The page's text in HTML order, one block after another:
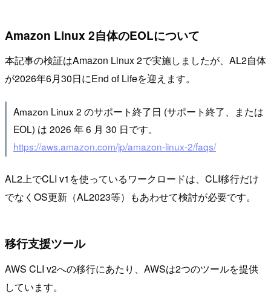
Amazon Linux 2自体のEOLについて
本記事の検証はAmazon Linux 2で実施しましたが、AL2自体
が2026年6月30日にEnd of Lifeを迎えます。
Amazon Linux 2 のサポート終了日 (サポート終了、または
EOL) は 2026 年 6 月 30 日です。
https://aws.amazon.com/jp/amazon-linux-2/faqs/
AL2上でCLI v1を使っているワークロードは、CLI移行だけ
でなくOS更新（AL2023等）もあわせて検討が必要です。
移行支援ツール
AWS CLI v2への移行にあたり、AWSは2つのツールを提供
しています。